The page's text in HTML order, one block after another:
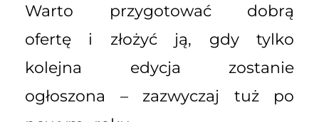
Warto przygotować dobrą
ofertę i złożyć ją, gdy tylko
kolejna edycja zostanie
ogłoszona – zazwyczaj tuż po